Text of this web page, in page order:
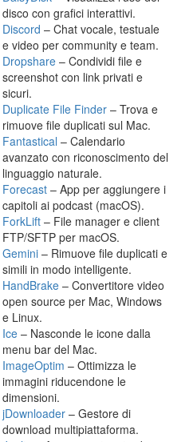
disco con grafici interattivi.
Discord – Chat vocale, testuale
e video per community e team.
Dropshare – Condividi file e
screenshot con link privati e
sicuri.
Duplicate File Finder – Trova e
rimuove file duplicati sul Mac.
Fantastical – Calendario
avanzato con riconoscimento del
linguaggio naturale.
Forecast – App per aggiungere i
capitoli ai podcast (macOS).
ForkLift – File manager e client
FTP/SFTP per macOS.
Gemini – Rimuove file duplicati e
simili in modo intelligente.
HandBrake – Convertitore video
open source per Mac, Windows
e Linux.
Ice – Nasconde le icone dalla
menu bar del Mac.
ImageOptim – Ottimizza le
immagini riducendone le
dimensioni.
jDownloader – Gestore di
download multipiattaforma.